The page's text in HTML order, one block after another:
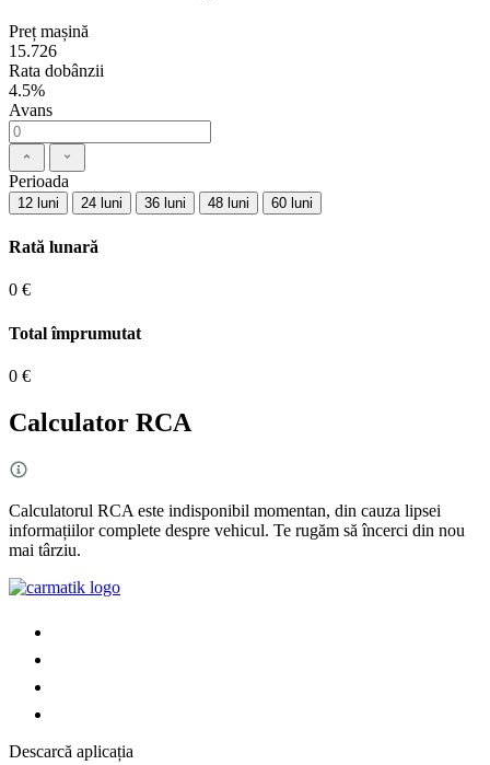
Preț mașină
15.726
Rata dobânzii
4.5%
Avans
Perioada
12 luni 24 luni 36 luni 48 luni 60 luni
Rată lunară
0 €
Total împrumutat
0 €
Calculator RCA
Calculatorul RCA este indisponibil momentan, din cauza lipsei
informațiilor complete despre vehicul. Te rugăm să încerci din nou
mai târziu.
Descarcă aplicația